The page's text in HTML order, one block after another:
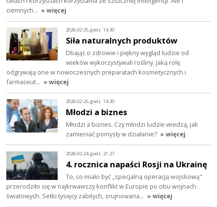
ciemnych… » więcej
2026-02-25, godz. 14:30
Siła naturalnych produktów
Dbając o zdrowie i piękny wygląd ludzie od
wieków wykorzystywali rośliny. Jaką rolę
odgrywają one w nowoczesnych preparatach kosmetycznych i
farmaceut… » więcej
2026-02-25, godz. 14:30
Młodzi a biznes
Młodzi a biznes. Czy młodzi ludzie wiedzą, jak
zamieniać pomysły w działanie? » więcej
2026-02-24, godz. 21:27
4. rocznica napaści Rosji na Ukrainę
To, co miało być „specjalną operacją wojskową"
przerodziło się w najkrwawszy konflikt w Europie po obu wojnach
światowych. Setki tysięcy zabitych, zrujnowana… » więcej